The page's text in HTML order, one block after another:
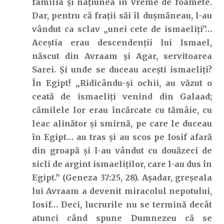
familia și națiunea în vreme de foamete.
Dar, pentru că frații săi îl dușmăneau, l-au
vândut ca sclav „unei cete de ismaeliți”…
Aceștia erau descendenții lui Ismael,
născut din Avraam și Agar, servitoarea
Sarei. Și unde se duceau acești ismaeliți?
În Egipt! „Ridicându-şi ochii, au văzut o
ceată de ismaeliţi venind din Galaad;
cămilele lor erau încărcate cu tămâie, cu
leac alinător şi smirnă, pe care le duceau
în Egipt… au tras şi au scos pe Iosif afară
din groapă şi l-au vândut cu douăzeci de
sicli de argint ismaeliţilor, care l-au dus în
Egipt.” (Geneza 37:25, 28). Așadar, greșeala
lui Avraam a devenit miracolul nepotului,
Iosif… Deci, lucrurile nu se termină decât
atunci când spune Dumnezeu că se